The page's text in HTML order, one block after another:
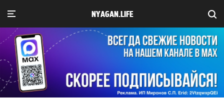
NYAGAN.LIFE